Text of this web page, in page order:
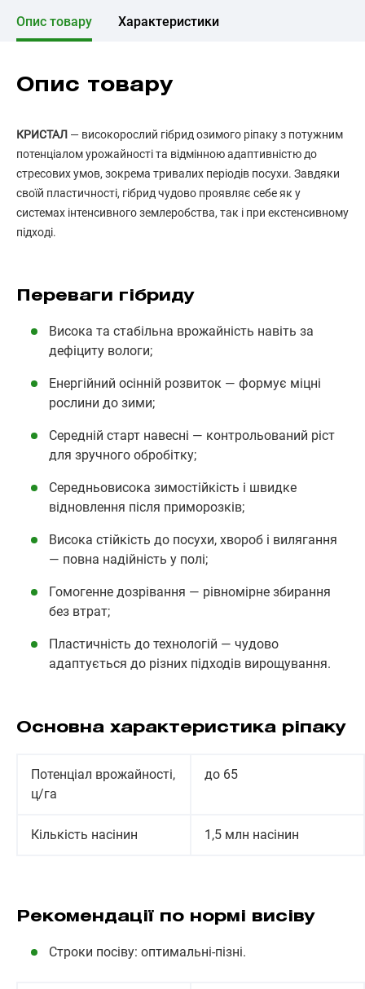
Опис товару Характеристики
Опис товару
КРИСТАЛ — високорослий гібрид озимого ріпаку з потужним
потенціалом урожайності та відмінною адаптивністю до
стресових умов, зокрема тривалих періодів посухи. Завдяки
своїй пластичності, гібрид чудово проявляє себе як у
системах інтенсивного землеробства, так і при екстенсивному
підході.
Переваги гібриду
Висока та стабільна врожайність навіть за
дефіциту вологи;
Енергійний осінній розвиток — формує міцні
рослини до зими;
Середній старт навесні — контрольований ріст
для зручного обробітку;
Середньовисока зимостійкість і швидке
відновлення після приморозків;
Висока стійкість до посухи, хвороб і вилягання
— повна надійність у полі;
Гомогенне дозрівання — рівномірне збирання
без втрат;
Пластичність до технологій — чудово
адаптується до різних підходів вирощування.
Основна характеристика ріпаку
Потенціал врожайності,
ц/га
до 65
Кількість насінин 1,5 млн насінин
Рекомендації по нормі висіву
Строки посіву: оптимальні-пізні.